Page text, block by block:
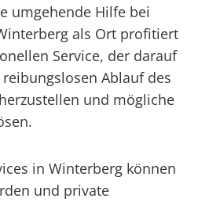
umgehende Hilfe bei
als Ort profitiert
Service, der darauf
Ablauf des
und mögliche
in Winterberg können
und private